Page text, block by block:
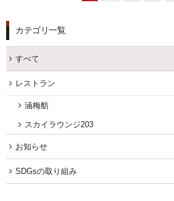
カテゴリ一覧
すべて
レストラン
涵梅舫
スカイラウンジ203
お知らせ
SDGsの取り組み